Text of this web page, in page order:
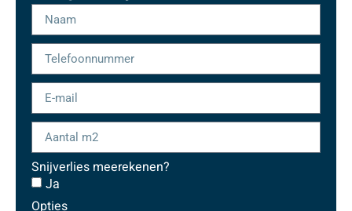
Snijverlies meerekenen?
Ja
Opties